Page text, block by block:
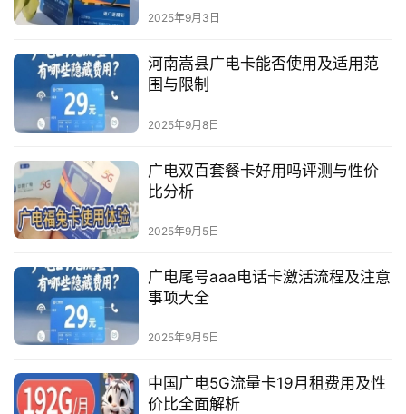
2025年9月3日
河南嵩县广电卡能否使用及适用范
围与限制
2025年9月8日
广电双百套餐卡好用吗评测与性价
比分析
2025年9月5日
广电尾号aaa电话卡激活流程及注意
事项大全
2025年9月5日
中国广电5G流量卡19月租费用及性
价比全面解析